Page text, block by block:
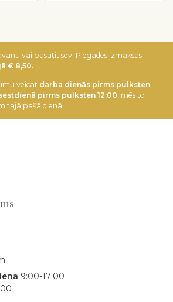
vai pasūtit sev. Piegādes izmaksas
€ 8,50.
veicat darba dienās pirms pulksten
pirms pulksten 12:00 , mēs to
tajā pašā dienā.
9:00-17:00